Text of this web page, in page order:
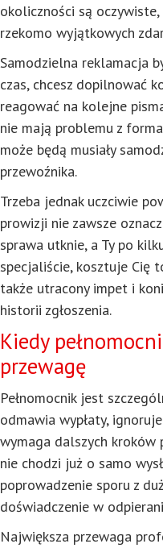
okoliczności są
rzekomo wyjątkowych
Samodzielna reklamacja
czas, chcesz dopilnować
reagować na kolejne
nie mają problemu z
może będą musiały
przewoźnika.
Trzeba jednak uczciwie
prowizji nie zawsze
sprawa utknie, a Ty po
specjaliście, kosztuje Cię
także utracony impet i
historii zgłoszenia.
Kiedy
przewagę
Pełnomocnik jest
odmawia wypłaty,
wymaga dalszych kroków
nie chodzi już o samo
poprowadzenie sporu z
doświadczenie w
Największa przewaga